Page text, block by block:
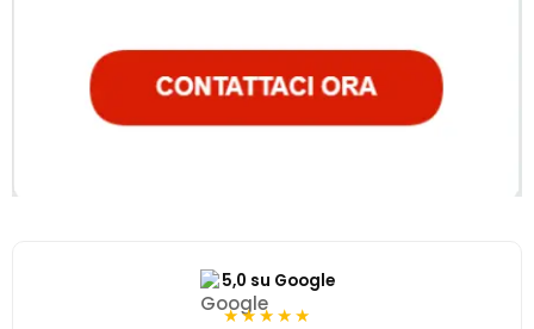
5,0 su Google
★★★★★